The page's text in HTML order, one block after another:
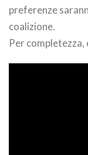
preferenze
coalizione.
Per